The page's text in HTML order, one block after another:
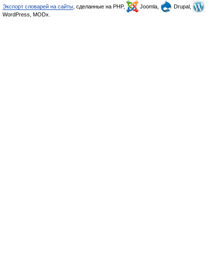
Экспорт словарей на сайты , сделанные на PHP, Joomla,
Drupal,
WordPress, MODx.